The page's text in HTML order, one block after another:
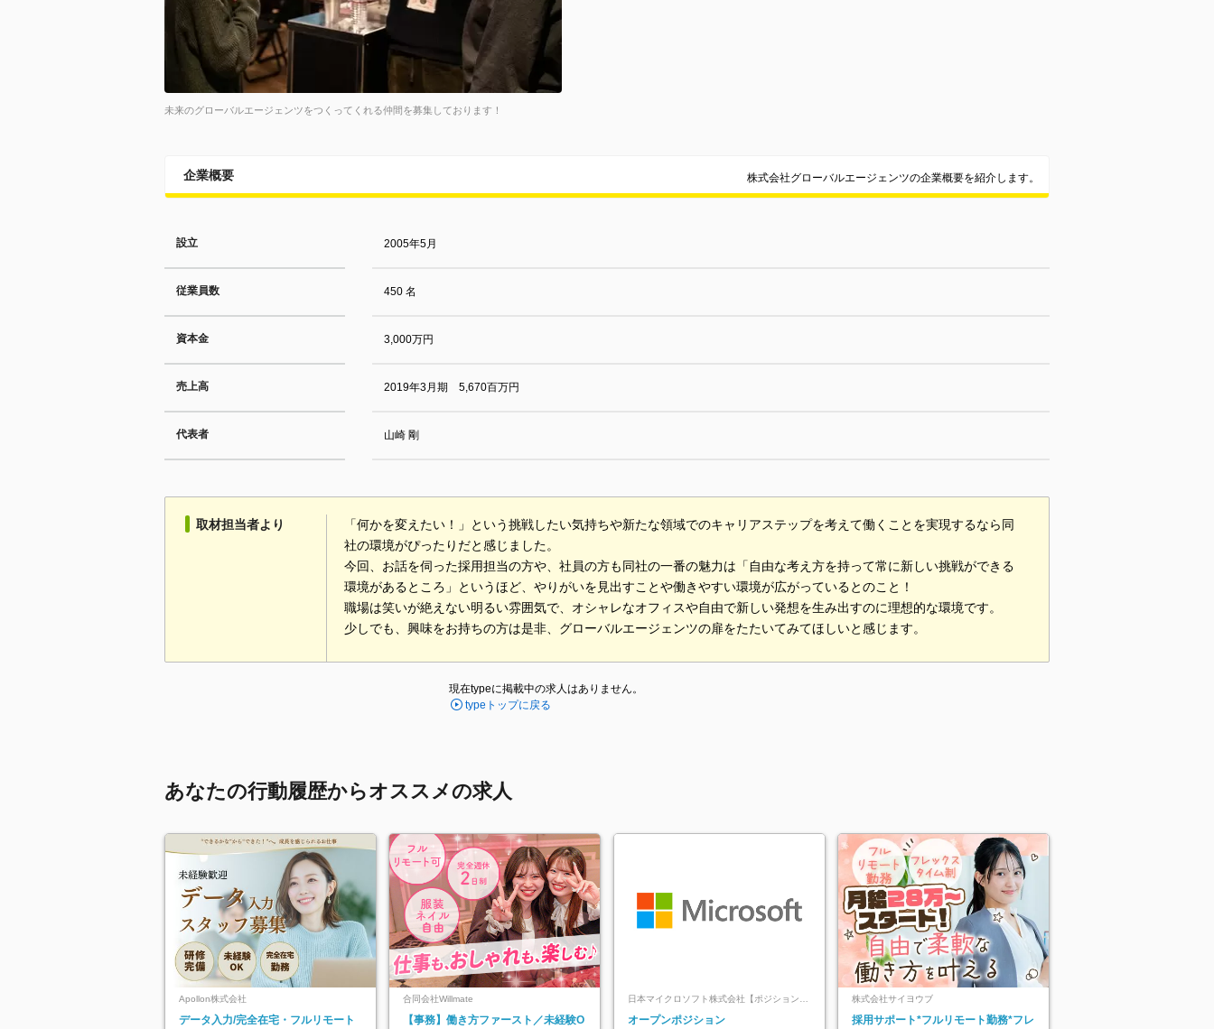
未来のグローバルエージェンツをつくってくれる仲間を募集しております！
企業概要 株式会社グローバルエージェンツの企業概要を紹介します。
設立 2005年5月
従業員数 450 名
資本金 3,000万円
売上高 2019年3月期 5,670百万円
代表者 山崎 剛
取材担当者より
「何かを変えたい！」という挑戦したい気持ちや新たな領域でのキャリアステップを考えて働くことを実現するなら同
社の環境がぴったりだと感じました。
今回、お話を伺った採用担当の方や、社員の方も同社の一番の魅力は「自由な考え方を持って常に新しい挑戦ができる
環境があるところ」というほど、やりがいを見出すことや働きやすい環境が広がっているとのこと！
職場は笑いが絶えない明るい雰囲気で、オシャレなオフィスや自由で新しい発想を生み出すのに理想的な環境です。
少しでも、興味をお持ちの方は是非、グローバルエージェンツの扉をたたいてみてほしいと感じます。
現在typeに掲載中の求人はありません。
typeトップに戻る
あなたの行動履歴からオススメの求人
Apollon株式会社
データ入力/完全在宅・フルリモート
合同会社Willmate
【事務】働き方ファースト／未経験O
日本マイクロソフト株式会社【ポジションマ
ッチ登録】
オープンポジション
株式会社サイヨウブ
採用サポート*フルリモート勤務*フレ